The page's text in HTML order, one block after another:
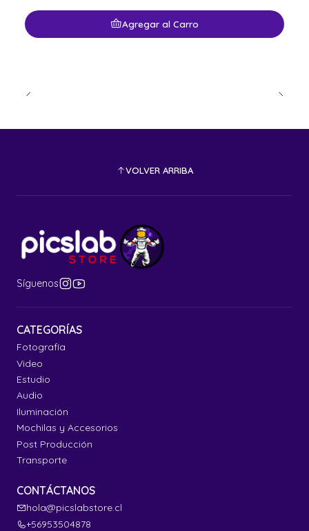
Agregar al Carro
VOLVER ARRIBA
Síguenos
CATEGORÍAS
Fotografía
Video
Estudio
Audio
Iluminación
Mochilas y Accesorios
Post Producción
Transporte
CONTÁCTANOS
hola@picslabstore.cl
+56953504878